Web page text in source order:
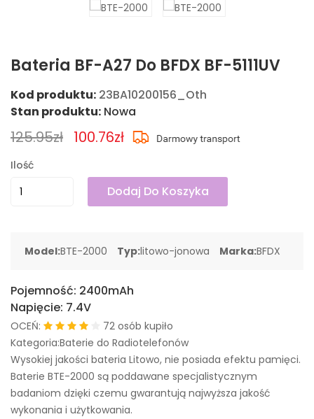
Bateria BF-A27 Do BFDX BF-5111UV
Kod produktu: 23BA10200156_Oth
Stan produktu: Nowa
125.95zł 100.76zł
Ilość
Dodaj Do Koszyka
Model:BTE-2000 Typ:litowo-jonowa Marka:BFDX
Pojemność: 2400mAh
Napięcie: 7.4V
OCEŃ:
72 osób kupiło
Kategoria:Baterie do Radiotelefonów
Wysokiej jakości bateria Litowo, nie posiada efektu pamięci.
Baterie BTE-2000 są poddawane specjalistycznym
badaniom dzięki czemu gwarantują najwyższa jakość
wykonania i użytkowania.